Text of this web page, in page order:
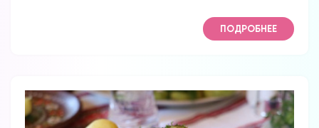
ПОДРОБНЕЕ